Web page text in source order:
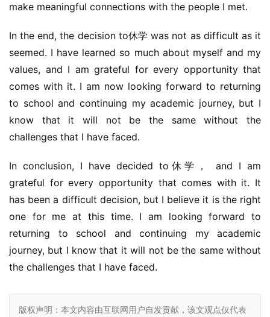
make meaningful connections with the people I met.
In the end, the decision to休学 was not as difficult as it
seemed. I have learned so much about myself and my
values, and I am grateful for every opportunity that
comes with it. I am now looking forward to returning
to school and continuing my academic journey, but I
know that it will not be the same without the
challenges that I have faced.
In conclusion, I have decided to休学， and I am
grateful for every opportunity that comes with it. It
has been a difficult decision, but I believe it is the right
one for me at this time. I am looking forward to
returning to school and continuing my academic
journey, but I know that it will not be the same without
the challenges that I have faced.
版权声明：本文内容由互联网用户自发贡献，该文观点仅代表